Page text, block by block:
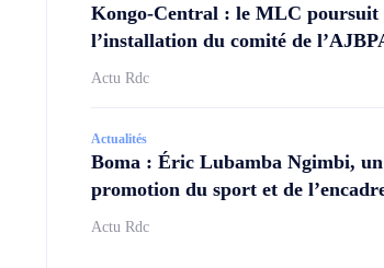
Kongo-Central : le MLC poursuit
l’installation du comité de
Actu Rdc
Actualités
Boma : Éric Lubamba Ngimbi,
promotion du sport et de
Actu Rdc